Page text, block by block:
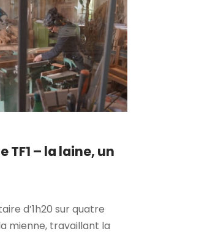
– la laine, un
d’1h20 sur quatre
mienne, travaillant la